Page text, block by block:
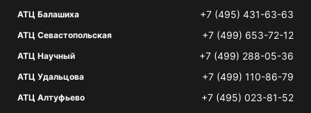
АТЦ Балашиха +7 (495) 431-63-63
АТЦ Севастопольская +7 (499) 653-72-12
АТЦ Научный +7 (499) 288-05-36
АТЦ Удальцова +7 (499) 110-86-79
АТЦ Алтуфьево +7 (495) 023-81-52